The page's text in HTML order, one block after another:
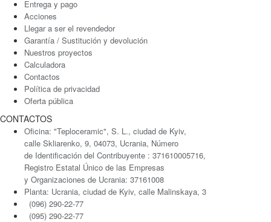
Entrega y pago
Acciones
Llegar a ser el revendedor
Garantía / Sustitución y devolución
Nuestros proyectos
Calculadora
Contactos
Política de privacidad
Oferta pública
CONTACTOS
Oficina: "Teploceramic", S. L., ciudad de Kyiv,
calle Skliarenko, 9, 04073, Ucrania, Número
de Identificación del Contribuyente : 371610005716,
Registro Estatal Único de las Empresas
y Organizaciones de Ucrania: 37161008
Planta: Ucrania, ciudad de Kyiv, calle Malinskaya, 3
(096) 290-22-77
(095) 290-22-77